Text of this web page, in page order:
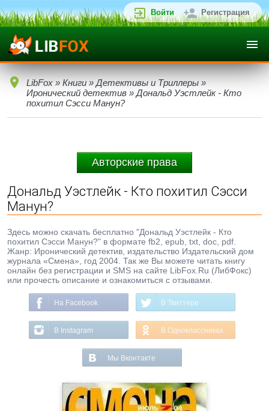
Войти Регистрация
LibFox » Книги » Детективы и Триллеры »
Иронический детектив » Дональд Уэстлейк - Кто
похитил Сэсси Манун?
Авторские права
Дональд Уэстлейк - Кто похитил Сэсси
Манун?
Здесь можно скачать бесплатно "Дональд Уэстлейк - Кто
похитил Сэсси Манун?" в формате fb2, epub, txt, doc, pdf.
Жанр: Иронический детектив, издательство Издательский дом
журнала «Смена», год 2004. Так же Вы можете читать книгу
онлайн без регистрации и SMS на сайте LibFox.Ru (ЛибФокс)
или прочесть описание и ознакомиться с отзывами.
На Facebook В Твиттере
В Instagram В Одноклассниках
Мы Вконтакте